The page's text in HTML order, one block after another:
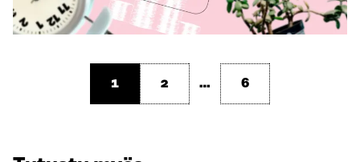
1 2 … 6